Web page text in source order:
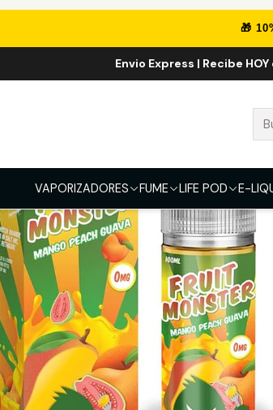
🎁
Envio Express | Recibe
VAPORIZADORES FUME LIFE POD E-